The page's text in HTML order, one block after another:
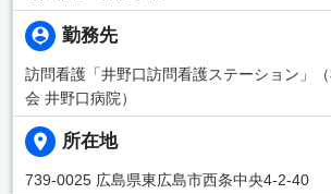
勤務先
訪問看護「井野口訪問看護ステーション」
会 井野口病院）
所在地
739-0025 広島県東広島市西条中央4-2-40